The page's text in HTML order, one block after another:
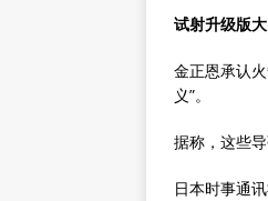
试射升级版
金正恩承认
义”。
据称，这些导
日本时事通